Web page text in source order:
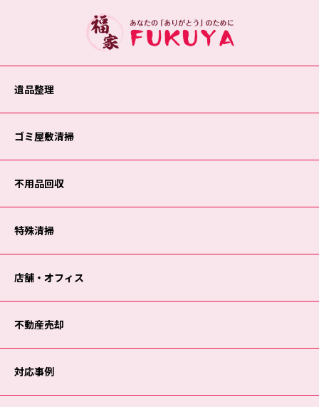
遺品整理
ゴミ屋敷清掃
不用品回収
特殊清掃
店舗・オフィス
不動産売却
対応事例